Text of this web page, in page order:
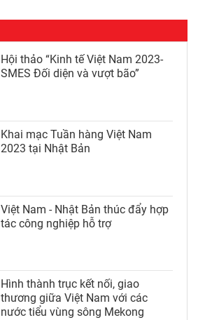
Hội thảo “Kinh tế Việt Nam 2023-
SMES Đối diện và vượt bão”
Khai mạc Tuần hàng Việt Nam
2023 tại Nhật Bản
Việt Nam - Nhật Bản thúc đẩy hợp
tác công nghiệp hỗ trợ
Hình thành trục kết nối, giao
thương giữa Việt Nam với các
nước tiểu vùng sông Mekong